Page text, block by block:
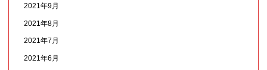
2021年9月
2021年8月
2021年7月
2021年6月